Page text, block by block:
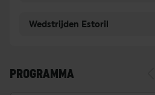
Wedstrijden Estoril
PROGRAMMA